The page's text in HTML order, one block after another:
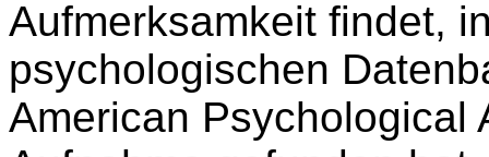
Aufmerksamkeit findet,
psychologischen
American Psychological